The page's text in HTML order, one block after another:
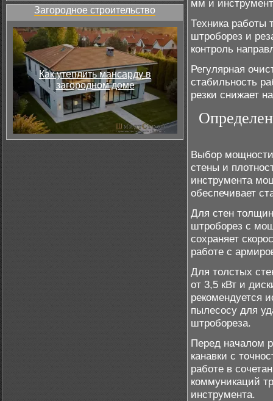
Загородное строительство
Как утеплить мансарду в
загородном доме
мм и
Техника работы
штроборез и
контроль
Регулярная
стабильность
резки снижает
Выбор
стены и
инструмента
обеспечивает
Для стен
штроборез с
сохраняет
работе с
Для толстых
от 3,5 кВт и
рекомендуется
пылесосу для
штробореза.
Перед началом
канавки с
работе в
коммуникаций
инструмента.